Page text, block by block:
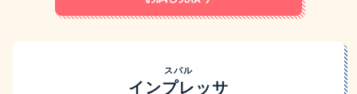
スバル
インプレッサ